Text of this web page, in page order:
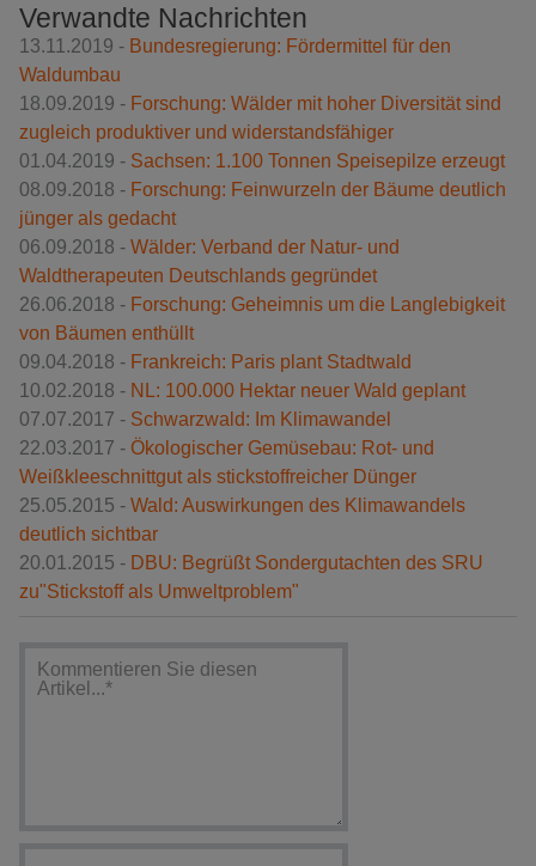
Verwandte Nachrichten
13.11.2019 - Bundesregierung: Fördermittel für den
Waldumbau
18.09.2019 - Forschung: Wälder mit hoher Diversität sind
zugleich produktiver und widerstandsfähiger
01.04.2019 - Sachsen: 1.100 Tonnen Speisepilze erzeugt
08.09.2018 - Forschung: Feinwurzeln der Bäume deutlich
jünger als gedacht
06.09.2018 - Wälder: Verband der Natur- und
Waldtherapeuten Deutschlands gegründet
26.06.2018 - Forschung: Geheimnis um die Langlebigkeit
von Bäumen enthüllt
09.04.2018 - Frankreich: Paris plant Stadtwald
10.02.2018 - NL: 100.000 Hektar neuer Wald geplant
07.07.2017 - Schwarzwald: Im Klimawandel
22.03.2017 - Ökologischer Gemüsebau: Rot- und
Weißkleeschnittgut als stickstoffreicher Dünger
25.05.2015 - Wald: Auswirkungen des Klimawandels
deutlich sichtbar
20.01.2015 - DBU: Begrüßt Sondergutachten des SRU
zu"Stickstoff als Umweltproblem"